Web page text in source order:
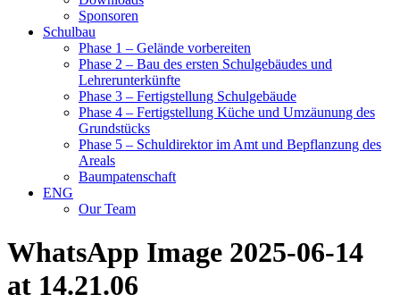
Sponsoren
Schulbau
Phase 1 – Gelände vorbereiten
Phase 2 – Bau des ersten Schulgebäudes und
Lehrerunterkünfte
Phase 3 – Fertigstellung Schulgebäude
Phase 4 – Fertigstellung Küche und Umzäunung des
Grundstücks
Phase 5 – Schuldirektor im Amt und Bepflanzung des
Areals
Baumpatenschaft
ENG
Our Team
WhatsApp Image 2025-06-14
at 14.21.06